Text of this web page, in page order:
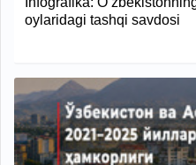
oylaridagi tashqi savdosi